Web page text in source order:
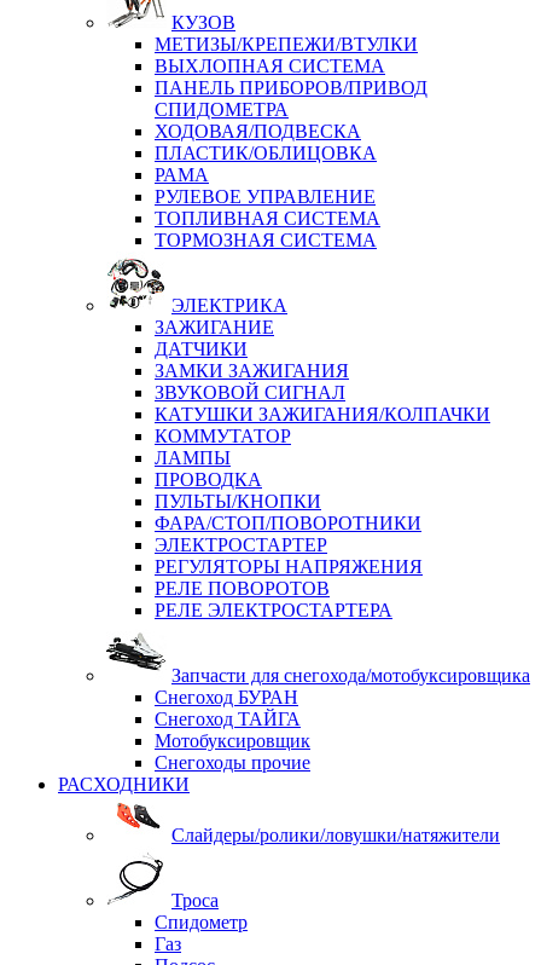
КУЗОВ
МЕТИЗЫ/КРЕПЕЖИ/ВТУЛКИ
ВЫХЛОПНАЯ СИСТЕМА
ПАНЕЛЬ ПРИБОРОВ/ПРИВОД
СПИДОМЕТРА
ХОДОВАЯ/ПОДВЕСКА
ПЛАСТИК/ОБЛИЦОВКА
РАМА
РУЛЕВОЕ УПРАВЛЕНИЕ
ТОПЛИВНАЯ СИСТЕМА
ТОРМОЗНАЯ СИСТЕМА
ЭЛЕКТРИКА
ЗАЖИГАНИЕ
ДАТЧИКИ
ЗАМКИ ЗАЖИГАНИЯ
ЗВУКОВОЙ СИГНАЛ
КАТУШКИ ЗАЖИГАНИЯ/КОЛПАЧКИ
КОММУТАТОР
ЛАМПЫ
ПРОВОДКА
ПУЛЬТЫ/КНОПКИ
ФАРА/СТОП/ПОВОРОТНИКИ
ЭЛЕКТРОСТАРТЕР
РЕГУЛЯТОРЫ НАПРЯЖЕНИЯ
РЕЛЕ ПОВОРОТОВ
РЕЛЕ ЭЛЕКТРОСТАРТЕРА
Запчасти для снегохода/мотобуксировщика
Снегоход БУРАН
Снегоход ТАЙГА
Мотобуксировщик
Снегоходы прочие
РАСХОДНИКИ
Слайдеры/ролики/ловушки/натяжители
Троса
Спидометр
Газ